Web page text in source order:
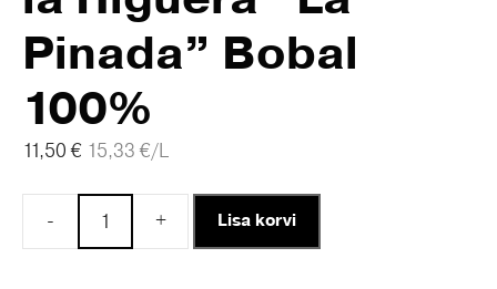
Pinada” Bobal
100%
11,50€ 15,33 €/L
-
Agricola
+ Lisa korvi